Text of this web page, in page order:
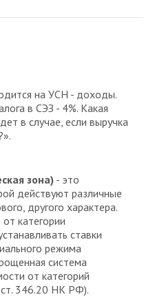
на УСН - доходы.
в СЭЗ - 4%. Какая
в случае, если выручка
зона) - это
действуют различные
другого характера.
категории
ставки
режима
система
от категорий
ст. 346.20 НК РФ).